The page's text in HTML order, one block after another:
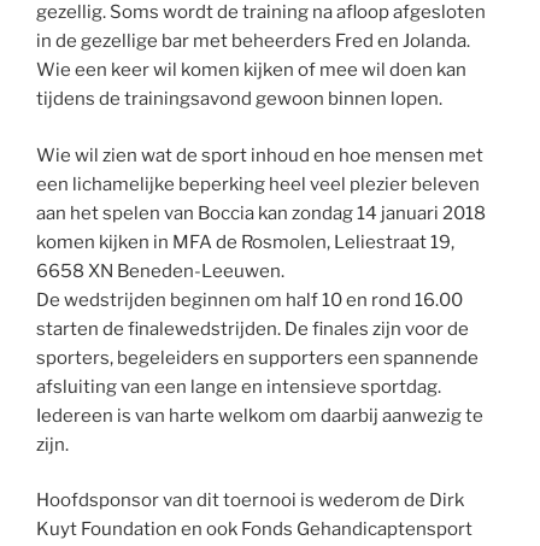
gezellig. Soms wordt de training na afloop afgesloten
in de gezellige bar met beheerders Fred en Jolanda.
Wie een keer wil komen kijken of mee wil doen kan
tijdens de trainingsavond gewoon binnen lopen.
Wie wil zien wat de sport inhoud en hoe mensen met
een lichamelijke beperking heel veel plezier beleven
aan het spelen van Boccia kan zondag 14 januari 2018
komen kijken in MFA de Rosmolen, Leliestraat 19,
6658 XN Beneden-Leeuwen.
De wedstrijden beginnen om half 10 en rond 16.00
starten de finalewedstrijden. De finales zijn voor de
sporters, begeleiders en supporters een spannende
afsluiting van een lange en intensieve sportdag.
Iedereen is van harte welkom om daarbij aanwezig te
zijn.
Hoofdsponsor van dit toernooi is wederom de Dirk
Kuyt Foundation en ook Fonds Gehandicaptensport